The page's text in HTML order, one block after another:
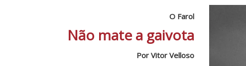
O Farol
Não mate a gaivota
Por Vitor Velloso